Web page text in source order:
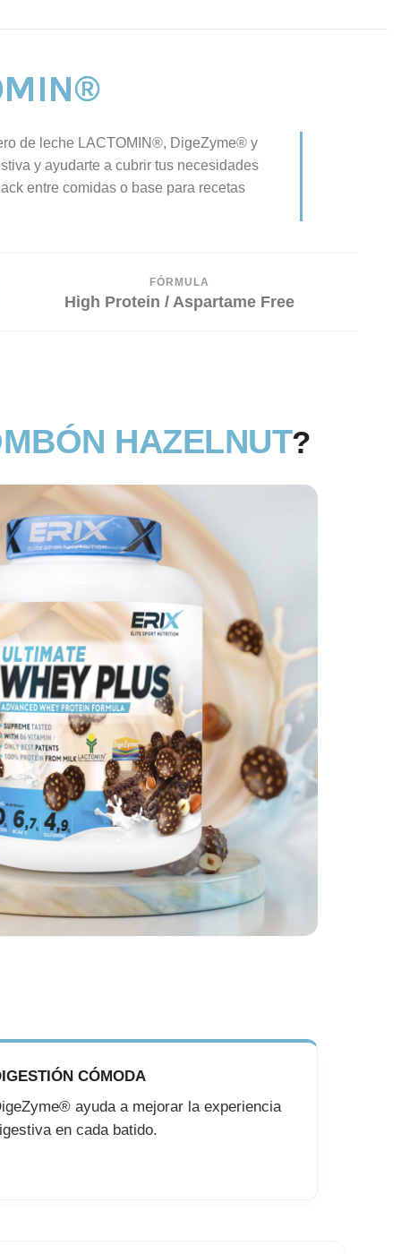
de leche LACTOMIN®, DigeZyme® y
y ayudarte a cubrir tus necesidades
entre comidas o base para recetas
FÓRMULA
High Protein / Aspartame Free
HAZELNUT?
CÓMODA
ayuda a mejorar la experiencia
en cada batido.